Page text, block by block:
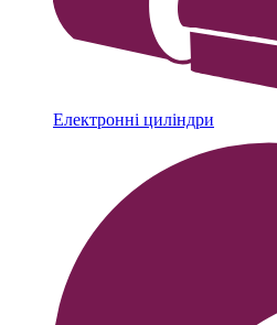
Електронні циліндри